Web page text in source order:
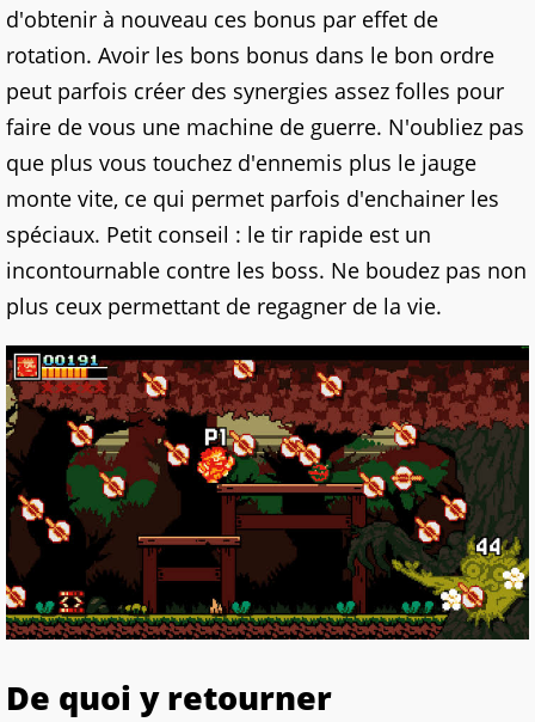
d'obtenir à nouveau ces bonus par effet de
rotation. Avoir les bons bonus dans le bon ordre
peut parfois créer des synergies assez folles pour
faire de vous une machine de guerre. N'oubliez pas
que plus vous touchez d'ennemis plus le jauge
monte vite, ce qui permet parfois d'enchainer les
spéciaux. Petit conseil : le tir rapide est un
incontournable contre les boss. Ne boudez pas non
plus ceux permettant de regagner de la vie.
De quoi y retourner